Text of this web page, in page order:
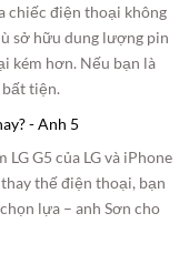
chiếc điện thoại không
sở hữu dung lượng pin
kém hơn. Nếu bạn là
tiện.
G5 của LG và iPhone
thế điện thoại, bạn
lựa – anh Sơn cho